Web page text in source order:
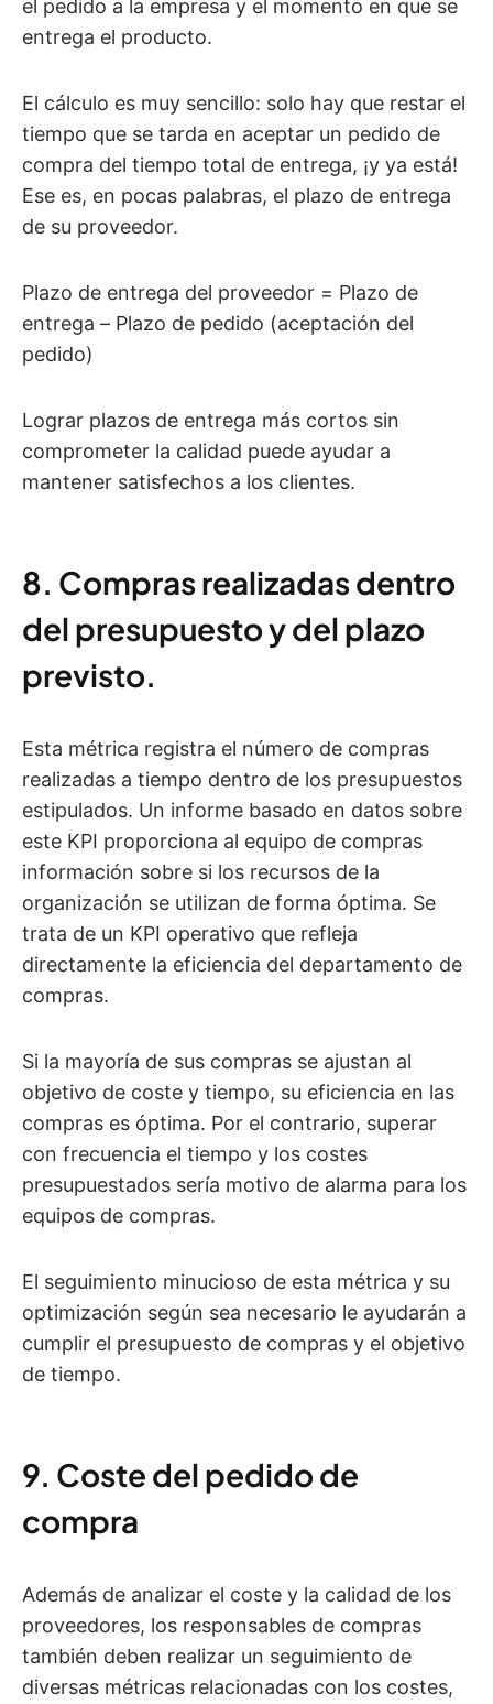
el pedido a la empresa y el momento en que se
entrega el producto.
El cálculo es muy sencillo: solo hay que restar el
tiempo que se tarda en aceptar un pedido de
compra del tiempo total de entrega, ¡y ya está!
Ese es, en pocas palabras, el plazo de entrega
de su proveedor.
Plazo de entrega del proveedor = Plazo de
entrega – Plazo de pedido (aceptación del
pedido)
Lograr plazos de entrega más cortos sin
comprometer la calidad puede ayudar a
mantener satisfechos a los clientes.
8. Compras realizadas dentro
del presupuesto y del plazo
previsto.
Esta métrica registra el número de compras
realizadas a tiempo dentro de los presupuestos
estipulados. Un informe basado en datos sobre
este KPI proporciona al equipo de compras
información sobre si los recursos de la
organización se utilizan de forma óptima. Se
trata de un KPI operativo que refleja
directamente la eficiencia del departamento de
compras.
Si la mayoría de sus compras se ajustan al
objetivo de coste y tiempo, su eficiencia en las
compras es óptima. Por el contrario, superar
con frecuencia el tiempo y los costes
presupuestados sería motivo de alarma para los
equipos de compras.
El seguimiento minucioso de esta métrica y su
optimización según sea necesario le ayudarán a
cumplir el presupuesto de compras y el objetivo
de tiempo.
9. Coste del pedido de
compra
Además de analizar el coste y la calidad de los
proveedores, los responsables de compras
también deben realizar un seguimiento de
diversas métricas relacionadas con los costes,